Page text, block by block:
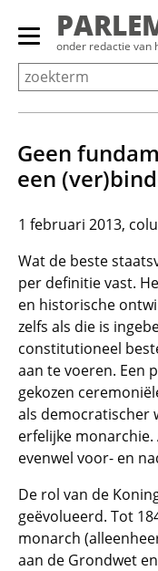
Overslaan
Primair
menu
tonen/verbergen
onder redactie van
Geen
een
1 februari 2013
Wat de beste
per definitie vast.
en historische
zelfs als die is
constitutioneel
aan te voeren. Een
gekozen
als democratischer
erfelijke
evenwel voor- en
De rol van de
geëvolueerd. Tot
monarch
aan de Grondwet